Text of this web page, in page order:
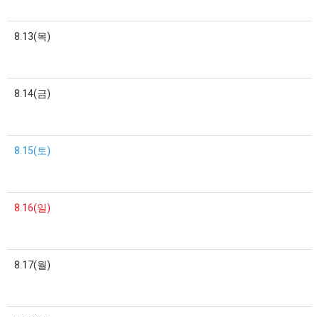
8.13(목)
8.14(금)
8.15(토)
8.16(일)
8.17(월)